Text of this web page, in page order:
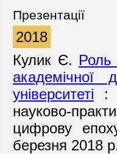
Презентації
2018
Кулик Є. Роль
академічної
університеті :
науково-
цифрову
березня 2018